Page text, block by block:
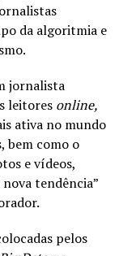
da algoritmia e
jornalista
leitores online,
ativa no mundo
bem como o
e vídeos,
tendência”
pelos